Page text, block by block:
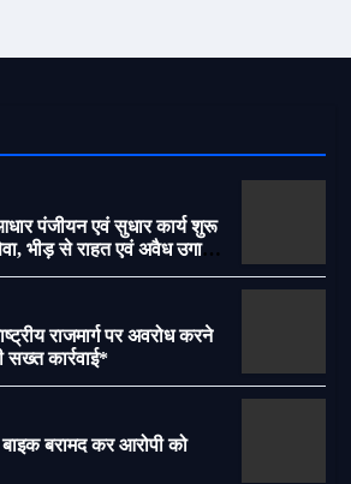
पंजीयन एवं सुधार कार्य शुरू
भीड़ से राहत एवं अवैध उगाही
राजमार्ग पर अवरोध करने
सख्त कार्रवाई*
बरामद कर आरोपी को